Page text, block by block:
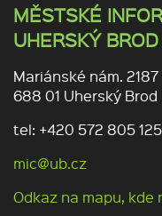
MĚSTSKÉ
UHERSKÝ BROD
Mariánské nám. 2187
688 01 Uherský Brod
tel: +420 572 805 125
mic@ub.cz
Odkaz na mapu, kde